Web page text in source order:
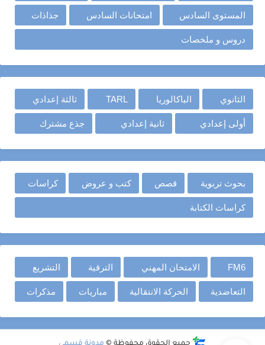
المستوى السادس امتحانات السادس جذاذات
دروس و ملخصات
الثانوي الباكالوريا TARL ثالثة إعدادي
أولى إعدادي ثانية إعدادي جذع مشترك
بحوث تربوية قصص كتب و عروض كراسات
كراسات الكتابة
FM6 الامتحان المهني الترقية التشريع
التعاضدية الحركة الانتقالية مباريات مذكرات